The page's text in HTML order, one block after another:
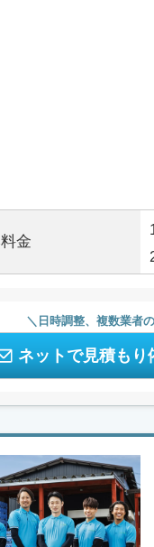
金
日時調整、複数業者
ネットで見積もり